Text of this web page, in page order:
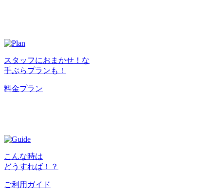
スタッフにおまかせ！な
手ぶらプランも！
料金プラン
こんな時は
どうすれば！？
ご利用ガイド